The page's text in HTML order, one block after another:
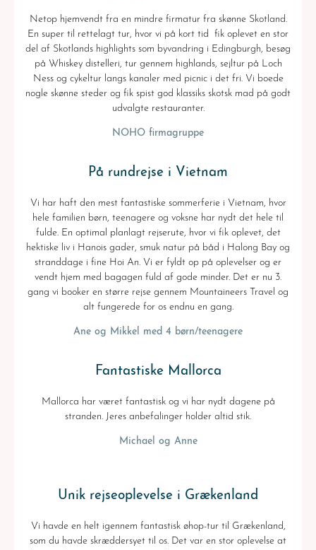
Netop hjemvendt fra en mindre firmatur fra skønne Skotland.
En super til rettelagt tur, hvor vi på kort tid fik oplevet en stor
del af Skotlands highlights som byvandring i Edingburgh, besøg
på Whiskey distelleri, tur gennem highlands, sejltur på Loch
Ness og cykeltur langs kanaler med picnic i det fri. Vi boede
nogle skønne steder og fik spist god klassiks skotsk mad på godt
udvalgte restauranter.
NOHO firmagruppe
På rundrejse i Vietnam
Vi har haft den mest fantastiske sommerferie i Vietnam, hvor
hele familien børn, teenagere og voksne har nydt det hele til
fulde. En optimal planlagt rejserute, hvor vi fik oplevet, det
hektiske liv i Hanois gader, smuk natur på båd i Halong Bay og
stranddage i fine Hoi An. Vi er fyldt op på oplevelser og er
vendt hjem med bagagen fuld af gode minder. Det er nu 3.
gang vi booker en større rejse gennem Mountaineers Travel og
alt fungerede for os endnu en gang.
Ane og Mikkel med 4 børn/teenagere
Fantastiske Mallorca
Mallorca har været fantastisk og vi har nydt dagene på
stranden. Jeres anbefalinger holder altid stik.
Michael og Anne
Unik rejseoplevelse i Grækenland
Vi havde en helt igennem fantastisk øhop-tur til Grækenland,
som du havde skræddersyet til os. Det var en stor oplevelse at